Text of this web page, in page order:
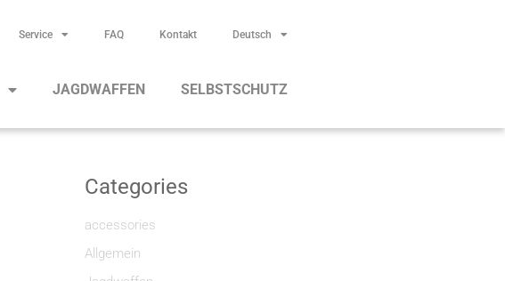
Service FAQ Kontakt Deutsch
JAGDWAFFEN SELBSTSCHUTZ
Categories
accessories
Allgemein